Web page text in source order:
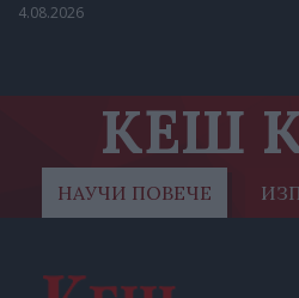
4.08.2026
КЕШ
НАУЧИ ПОВЕЧЕ